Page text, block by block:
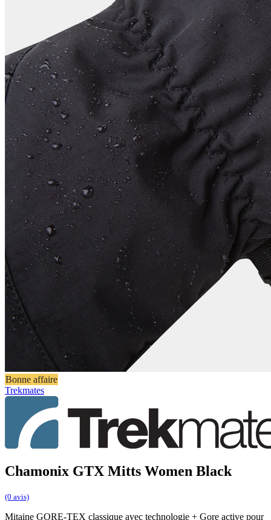
Bonne affaire
Trekmates
Chamonix GTX Mitts Women Black
(0 avis)
Mitaine GORE-TEX classique avec technologie + Gore active pour